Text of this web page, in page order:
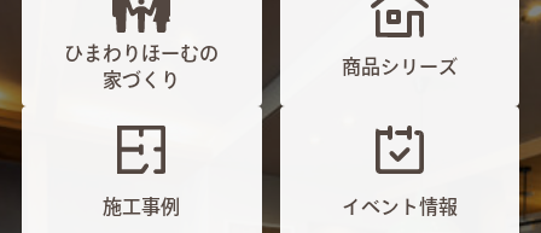
ひまわりほーむの
家づくり
商品シリーズ
施工事例 イベント情報